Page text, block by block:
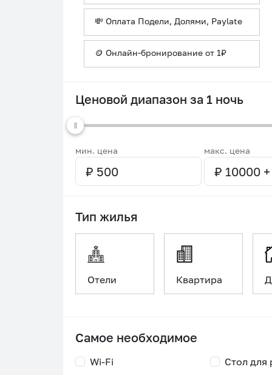
💸 Оплата Подели, Долями, Paylate
🪙 Онлайн-бронирование от 1₽
Ценовой диапазон за 1 ночь
мин. цена макс. цена
Тип жилья
Отели Квартира
Самое необходимое
Wi-Fi
Стол для